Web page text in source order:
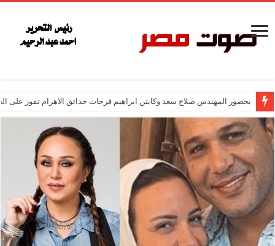
بحضور المهندس صلاح سعد وكابتن ابراهيم فرحات حدائق الاهرام تفوز على